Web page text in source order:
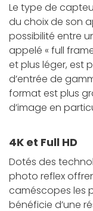
Le type de
du choix de son
possibilité entre
appelé « full
et plus léger, est
d’entrée de
format est plus
d’image en
4K et Full HD
Dotés des
photo reflex
caméscopes les
bénéficie d’une